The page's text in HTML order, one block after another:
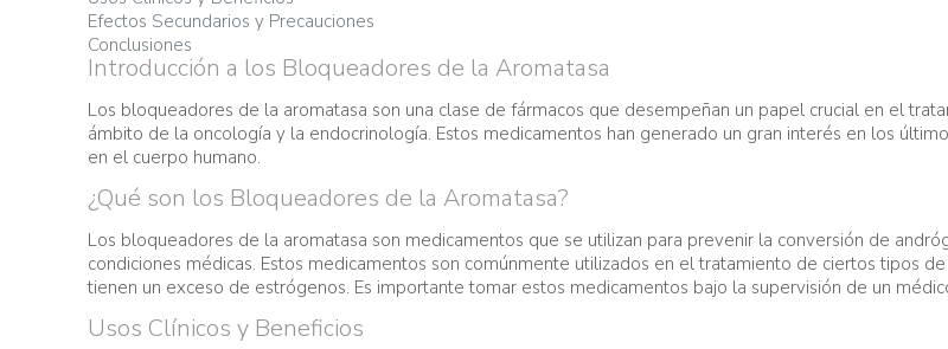
Efectos Secundarios y Precauciones
Conclusiones
Introducción a los Bloqueadores de la Aromatasa
Los bloqueadores de la aromatasa son una clase de fármacos que desempeñan un papel crucial en el
ámbito de la oncología y la endocrinología. Estos medicamentos han generado un gran interés en los
en el cuerpo humano.
¿Qué son los Bloqueadores de la Aromatasa?
Los bloqueadores de la aromatasa son medicamentos que se utilizan para prevenir la conversión de
condiciones médicas. Estos medicamentos son comúnmente utilizados en el tratamiento de ciertos tipos
tienen un exceso de estrógenos. Es importante tomar estos medicamentos bajo la supervisión de un
Usos Clínicos y Beneficios